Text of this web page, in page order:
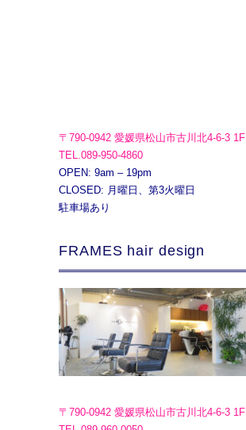
〒790-0942 愛媛県松山市古川北4-6-3 1F
TEL.089-950-4860
OPEN: 9am – 19pm
CLOSED: 月曜日、第3火曜日
駐車場あり
FRAMES hair design
〒790-0942 愛媛県松山市古川北4-6-3 1F